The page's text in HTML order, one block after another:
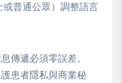
普通公眾）調整語言
傳遞必須零誤差。
患者隱私與商業秘